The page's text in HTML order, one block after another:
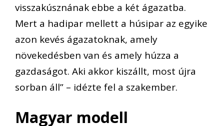
visszakúsznának ebbe a két ágazatba.
Mert a hadipar mellett a húsipar az egyike
azon kevés ágazatoknak, amely
növekedésben van és amely húzza a
gazdaságot. Aki akkor kiszállt, most újra
sorban áll” – idézte fel a szakember.
Magyar modell